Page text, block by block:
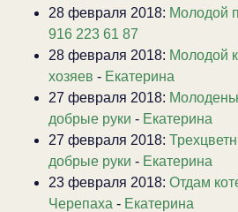
28 февраля 2018: Молодой
916 223 61 87
28 февраля 2018: Молодой
хозяев - Екатерина
27 февраля 2018:
добрые руки - Екатерина
27 февраля 2018:
добрые руки - Екатерина
23 февраля 2018: Отдам
Черепаха - Екатерина